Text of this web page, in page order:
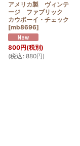
アメリカ製 ヴィンテ
ージ ファブリック
カウボーイ・チェック
[mb8696]
800円(税別)
(税込 : 880円)